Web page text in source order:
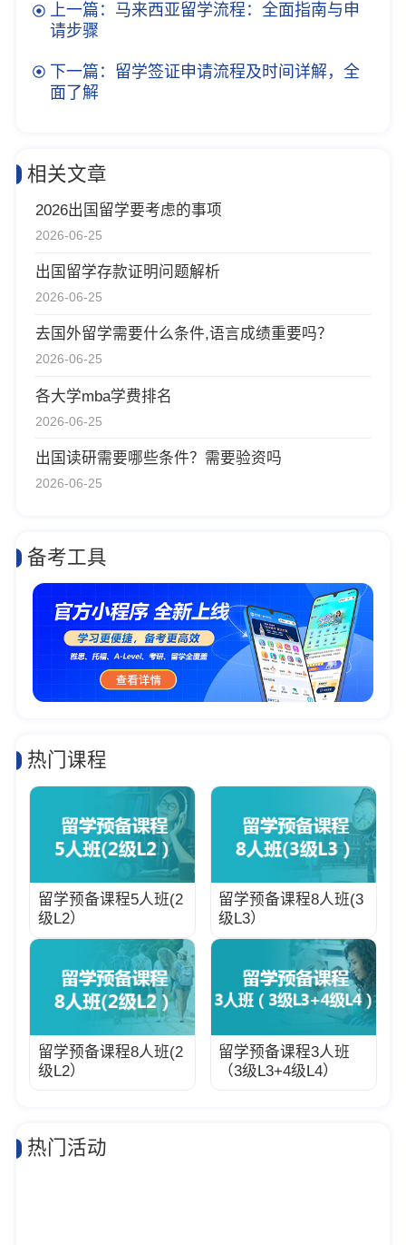
上一篇：马来西亚留学流程：全面指南与申
请步骤
下一篇：留学签证申请流程及时间详解，全
面了解
相关文章
2026出国留学要考虑的事项
2026-06-25
出国留学存款证明问题解析
2026-06-25
去国外留学需要什么条件,语言成绩重要吗？
2026-06-25
各大学mba学费排名
2026-06-25
出国读研需要哪些条件？需要验资吗
2026-06-25
备考工具
热门课程
留学预备课程5人班(2
级L2）
留学预备课程8人班(3
级L3）
留学预备课程8人班(2
级L2）
留学预备课程3人班
（3级L3+4级L4）
热门活动